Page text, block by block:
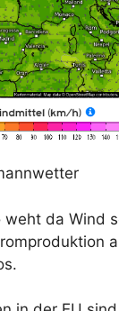
weht da Wind